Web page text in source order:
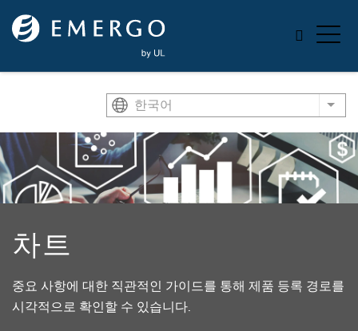
Skip to main content
한국어 List
차트
중요 사항에 대한 직관적인 가이드를 통해 제품 등록 경로를
시각적으로 확인할 수 있습니다.